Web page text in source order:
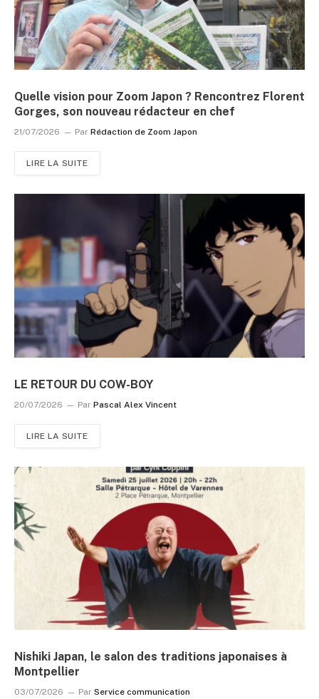
Quelle vision pour Zoom Japon ? Rencontrez Florent
Gorges, son nouveau rédacteur en chef
21/07/2026 Par Rédaction de Zoom Japon
LIRE LA SUITE
LE RETOUR DU COW-BOY
20/07/2026 Par Pascal Alex Vincent
LIRE LA SUITE
Nishiki Japan, le salon des traditions japonaises à
Montpellier
03/07/2026 Par Service communication